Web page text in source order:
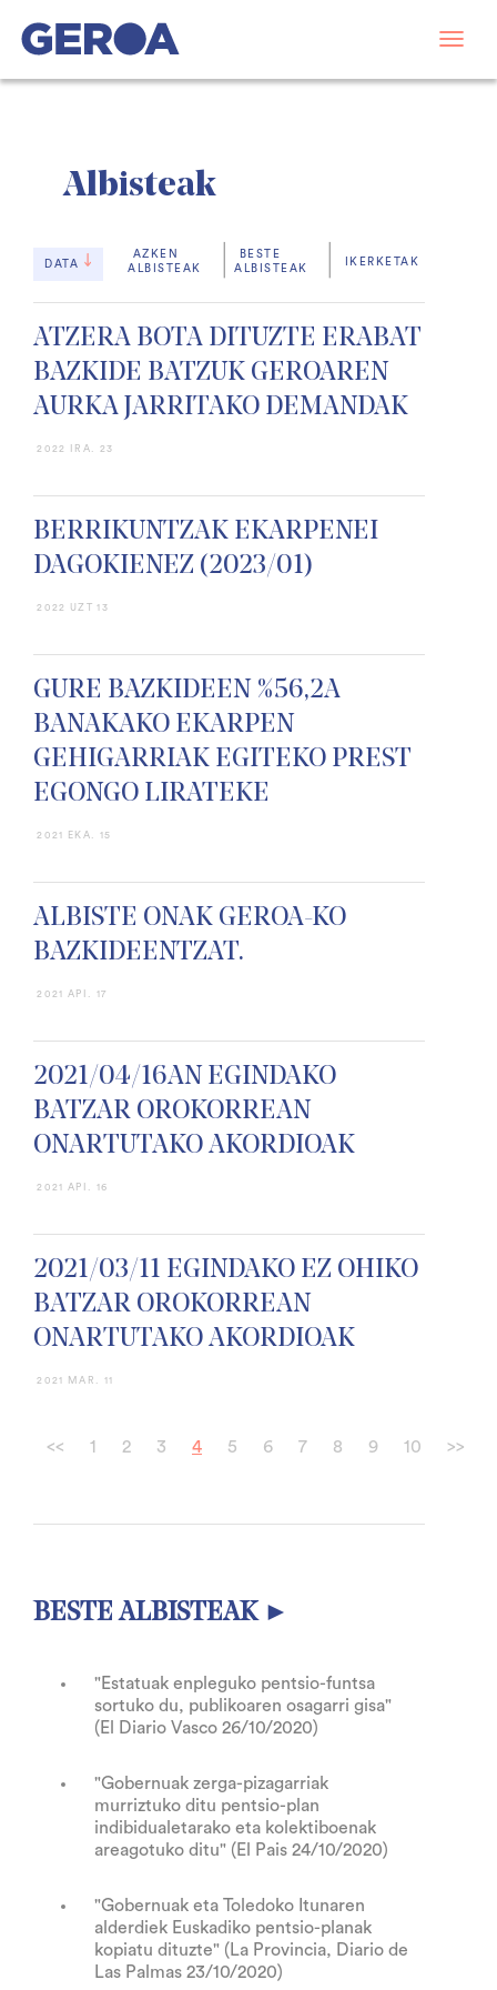
Albisteak
DATA
AZKEN
ALBISTEAK
BESTE
ALBISTEAK
IKERKETAK
ATZERA BOTA DITUZTE ERABAT
BAZKIDE BATZUK GEROAREN
AURKA JARRITAKO DEMANDAK
2022 IRA. 23
BERRIKUNTZAK EKARPENEI
DAGOKIENEZ (2023/01)
2022 UZT 13
GURE BAZKIDEEN %56,2A
BANAKAKO EKARPEN
GEHIGARRIAK EGITEKO PREST
EGONGO LIRATEKE
2021 EKA. 15
ALBISTE ONAK GEROA-KO
BAZKIDEENTZAT.
2021 API. 17
2021/04/16AN EGINDAKO
BATZAR OROKORREAN
ONARTUTAKO AKORDIOAK
2021 API. 16
2021/03/11 EGINDAKO EZ OHIKO
BATZAR OROKORREAN
ONARTUTAKO AKORDIOAK
2021 MAR. 11
<< 1 2 3 4 5 6 7 8 9 10 >>
BESTE ALBISTEAK ►
"Estatuak enpleguko pentsio-funtsa
sortuko du, publikoaren osagarri gisa"
(El Diario Vasco 26/10/2020)
"Gobernuak zerga-pizagarriak
murriztuko ditu pentsio-plan
indibidualetarako eta kolektiboenak
areagotuko ditu" (El Pais 24/10/2020)
"Gobernuak eta Toledoko Itunaren
alderdiek Euskadiko pentsio-planak
kopiatu dituzte" (La Provincia, Diario de
Las Palmas 23/10/2020)